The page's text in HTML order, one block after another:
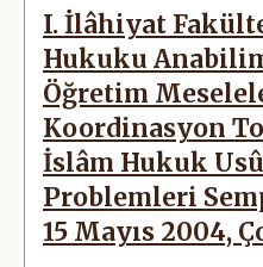
I. İlâhiyat
Hukuku
Öğretim
Koordinasyon
İslâm Hukuk
Problemleri
15 Mayıs 2004,